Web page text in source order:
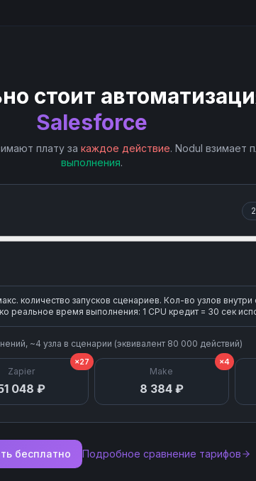
Update Envelope Recipients
стоит
Salesforce
плату за каждое действие. Nodul взимает
выполнения.
количество запусков сценариев. Кол-во узлов внутри
реальное время выполнения: 1 CPU кредит = 30 сек
~4 узла в сценарии (эквивалент 80 000 действий)
Zapier
048 ₽
×27
Make
8 384 ₽
×4
бесплатно Подробное сравнение тарифов